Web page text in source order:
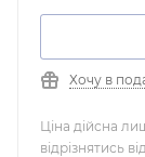
Хочу в
Ціна дійсна
відрізнятись